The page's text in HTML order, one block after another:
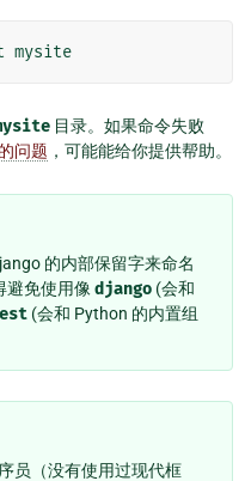
目录。如果命令失败
问题 ，可能能给你提供帮助。
的内部保留字来命名
避免使用像 django (会和
(会和 Python 的内置组
员（没有使用过现代框